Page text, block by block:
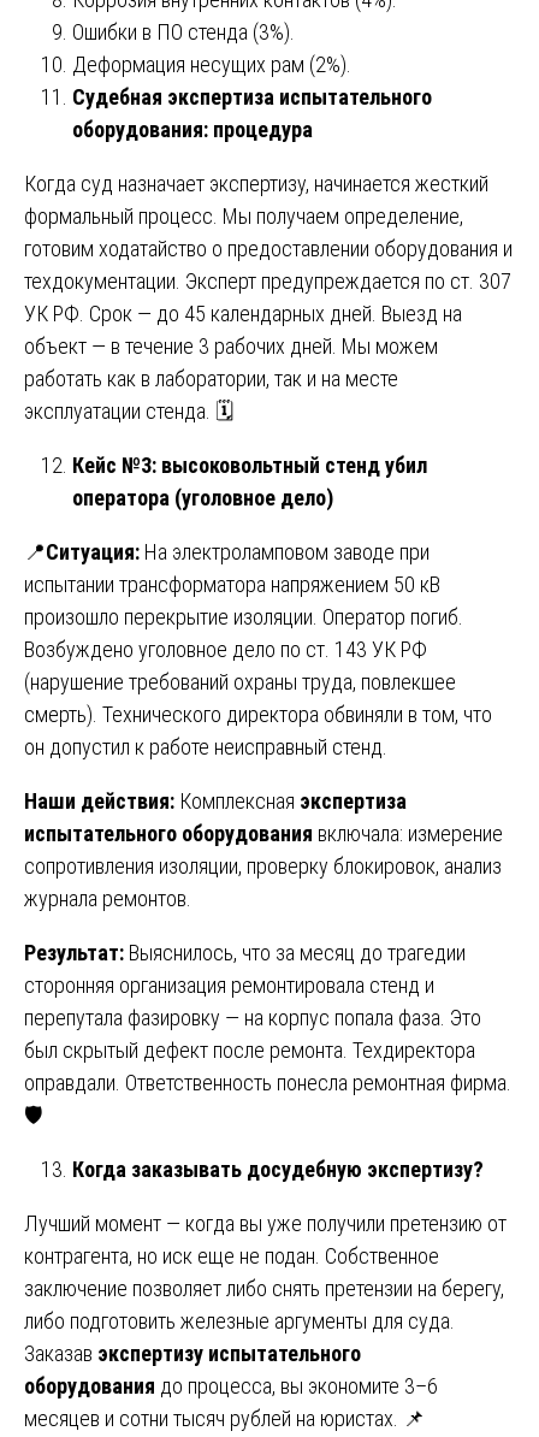
Ошибки в ПО стенда (3%).
Деформация несущих рам (2%).
Судебная экспертиза испытательного
оборудования: процедура
Когда суд назначает экспертизу, начинается жесткий
формальный процесс. Мы получаем определение,
готовим ходатайство о предоставлении оборудования и
техдокументации. Эксперт предупреждается по ст. 307
УК РФ. Срок — до 45 календарных дней. Выезд на
объект — в течение 3 рабочих дней. Мы можем
работать как в лаборатории, так и на месте
эксплуатации стенда. 🗓️
Кейс №3: высоковольтный стенд убил
оператора (уголовное дело)
📍Ситуация: На электроламповом заводе при
испытании трансформатора напряжением 50 кВ
произошло перекрытие изоляции. Оператор погиб.
Возбуждено уголовное дело по ст. 143 УК РФ
(нарушение требований охраны труда, повлекшее
смерть). Технического директора обвиняли в том, что
он допустил к работе неисправный стенд.
Наши действия: Комплексная экспертиза
испытательного оборудования включала: измерение
сопротивления изоляции, проверку блокировок, анализ
журнала ремонтов.
Результат: Выяснилось, что за месяц до трагедии
сторонняя организация ремонтировала стенд и
перепутала фазировку — на корпус попала фаза. Это
был скрытый дефект после ремонта. Техдиректора
оправдали. Ответственность понесла ремонтная фирма.
🛡️
Когда заказывать досудебную экспертизу?
Лучший момент — когда вы уже получили претензию от
контрагента, но иск еще не подан. Собственное
заключение позволяет либо снять претензии на берегу,
либо подготовить железные аргументы для суда.
Заказав экспертизу испытательного
оборудования до процесса, вы экономите 3–6
месяцев и сотни тысяч рублей на юристах. 📌